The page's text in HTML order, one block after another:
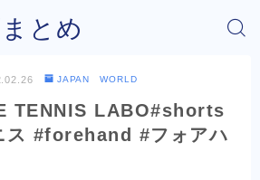
とめ
JAPAN WORLD
TENNIS LABO#shorts
#forehand #フォアハ